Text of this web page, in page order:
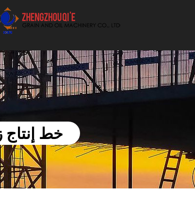
أفضل بيع آلة الزيوت النباتية الموردون
خط